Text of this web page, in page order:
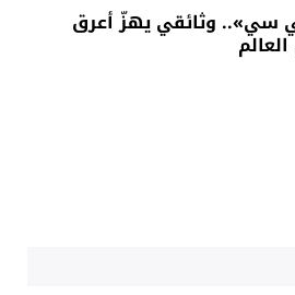
سي».. وثائقي يهزّ أعرق